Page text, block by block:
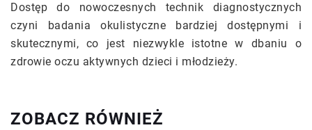
Dostęp do nowoczesnych technik diagnostycznych
czyni badania okulistyczne bardziej dostępnymi i
skutecznymi, co jest niezwykle istotne w dbaniu o
zdrowie oczu aktywnych dzieci i młodzieży.
ZOBACZ RÓWNIEŻ